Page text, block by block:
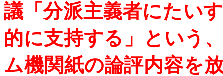
議「分派主義者にたい
的に支持する」という
ム機関紙の論評内容を